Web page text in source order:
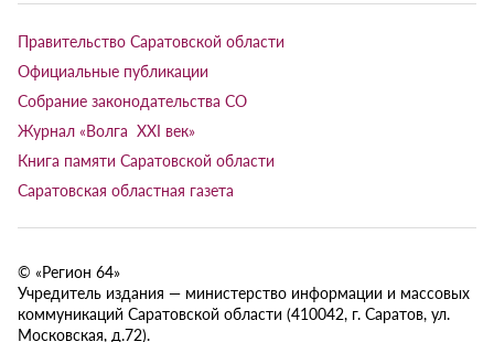
Правительство Саратовской области
Официальные публикации
Собрание законодательства СО
Журнал «Волга XXI век»
Книга памяти Саратовской области
Саратовская областная газета
© «Регион 64»
Учредитель издания — министерство информации и массовых
коммуникаций Саратовской области (410042, г. Саратов, ул.
Московская, д.72).